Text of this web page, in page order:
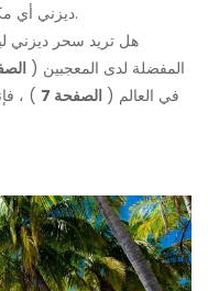
ديزني أي مكان يبدو وكأنه أسعد مكان على وجه الأرض.
هل تريد سحر ديزني
المفضلة لدى المعجبين (
في العالم ( الصفحة 7
) ،